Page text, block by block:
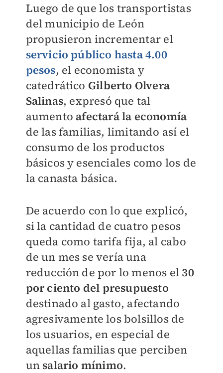
Luego de que los transportistas
del municipio de León
propusieron incrementar el
servicio público hasta 4.00
pesos, el economista y
catedrático Gilberto Olvera
Salinas, expresó que tal
aumento afectará la economía
de las familias, limitando así el
consumo de los productos
básicos y esenciales como los de
la canasta básica.
De acuerdo con lo que explicó,
si la cantidad de cuatro pesos
queda como tarifa fija, al cabo
de un mes se vería una
reducción de por lo menos el 30
por ciento del presupuesto
destinado al gasto, afectando
agresivamente los bolsillos de
los usuarios, en especial de
aquellas familias que perciben
un salario mínimo.